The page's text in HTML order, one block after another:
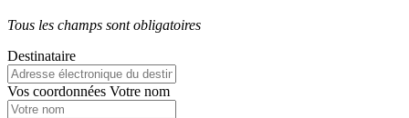
Tous les champs sont obligatoires
Destinataire
Vos coordonnées Votre nom